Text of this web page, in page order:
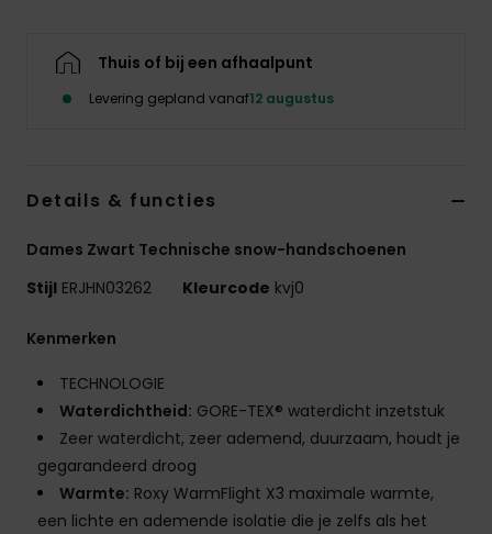
Thuis of bij een afhaalpunt
Levering gepland vanaf12 augustus
Details & functies
Dames Zwart Technische snow-handschoenen
Stijl ERJHN03262 Kleurcode kvj0
Kenmerken
TECHNOLOGIE
Waterdichtheid: GORE-TEX® waterdicht inzetstuk
Zeer waterdicht, zeer ademend, duurzaam, houdt je
gegarandeerd droog
Warmte: Roxy WarmFlight X3 maximale warmte,
een lichte en ademende isolatie die je zelfs als het